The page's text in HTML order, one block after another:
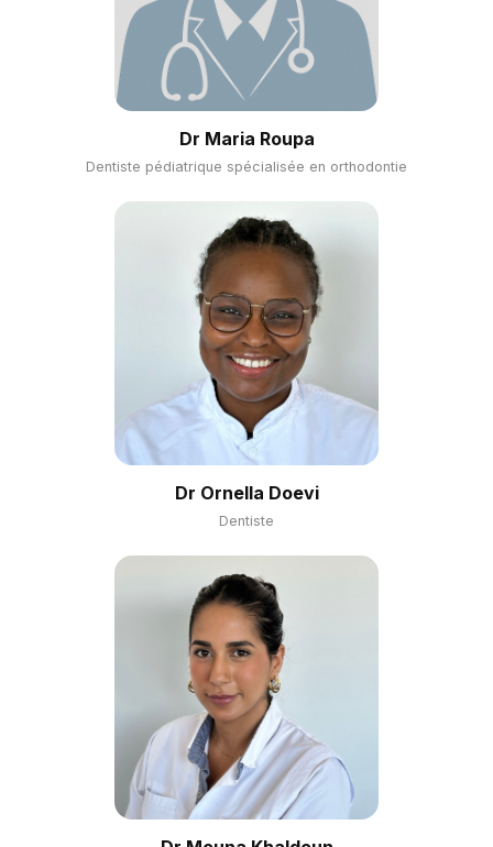
Dr Maria Roupa
Dentiste pédiatrique spécialisée en orthodontie
Dr Ornella Doevi
Dentiste